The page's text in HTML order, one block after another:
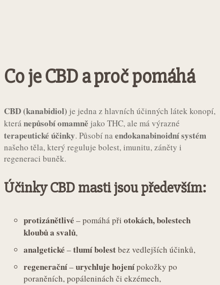
Co je CBD a proč pomáhá
CBD (kanabidiol) je jedna z hlavních účinných látek konopí,
kteránepůsobí omamně jako THC, ale má výrazné
terapeutické účinky. Působí naendokanabinoidní systém
našeho těla, který reguluje bolest, imunitu, záněty i
regeneraci buněk.
ÚčinkyCBD mastijsou především:
protizánětlivé – pomáhá při otokách, bolestech
kloubů a svalů,
analgetické –tlumí bolestbez vedlejších účinků,
regenerační–urychluje hojenípokožky po
poraněních, popáleninách či ekzémech,